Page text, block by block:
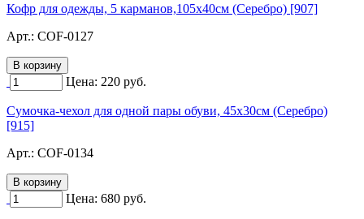
Кофр для одежды, 5 карманов,105х40см (Серебро) [907]
Арт.: COF-0127
Цена: 220 руб.
Сумочка-чехол для одной пары обуви, 45х30см (Серебро)
[915]
Арт.: COF-0134
Цена: 680 руб.